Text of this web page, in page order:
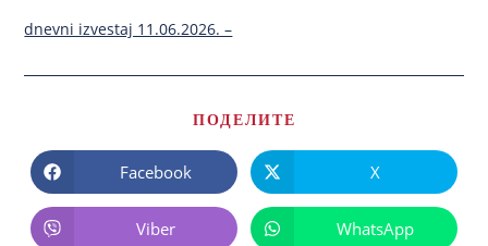
dnevni izvestaj 11.06.2026. –
ПОДЕЛИТЕ
Facebook X
Viber WhatsApp